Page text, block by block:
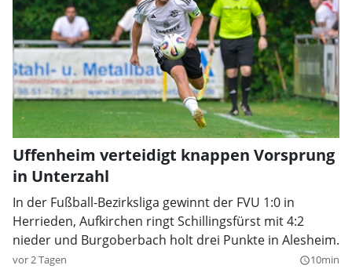
Uffenheim verteidigt knappen Vorsprung
in Unterzahl
In der Fußball-Bezirksliga gewinnt der FVU 1:0 in
Herrieden, Aufkirchen ringt Schillingsfürst mit 4:2
nieder und Burgoberbach holt drei Punkte in Alesheim.
vor 2 Tagen query_builder10min